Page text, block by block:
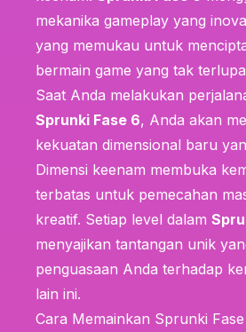
mekanika gameplay yang
yang memukau untuk
bermain game yang tak
Saat Anda melakukan
Sprunki Fase 6, Anda akan
kekuatan dimensional baru
Dimensi keenam membuka
terbatas untuk pemecahan
kreatif. Setiap level dalam
menyajikan tantangan unik
penguasaan Anda terhadap
lain ini.
Cara Memainkan Sprunki